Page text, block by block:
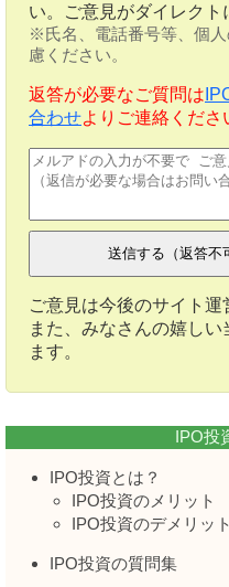
い。ご意見がダイレクト
※氏名、電話番号等、個
慮ください。
返答が必要なご質問は
合わせよりご連絡くださ
ご意見は今後のサイト運
また、みなさんの嬉し
ます。
IPO投
IPO投資とは？
IPO投資のメリット
IPO投資のデメリット
IPO投資の質問集